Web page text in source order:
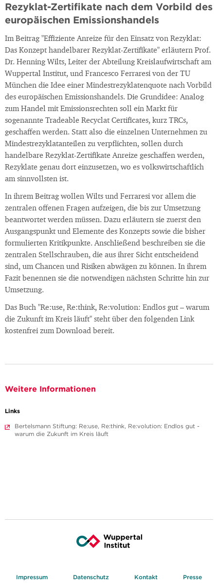
Rezyklat-Zertifikate nach dem Vorbild des
europäischen Emissionshandels
Im Beitrag "Effiziente Anreize für den Einsatz von Rezyklat:
Das Konzept handelbarer Rezyklat-Zertifikate" erläutern Prof.
Dr. Henning Wilts, Leiter der Abteilung Kreislaufwirtschaft am
Wuppertal Institut, und Francesco Ferraresi von der TU
München die Idee einer Mindestrezyklatenquote nach Vorbild
des europäischen Emissionshandels. Die Grundidee: Analog
zum Handel mit Emissionsrechten soll ein Markt für
sogenannte Tradeable Recyclat Certificates, kurz TRCs,
geschaffen werden. Statt also die einzelnen Unternehmen zu
Mindestrezyklatanteilen zu verpflichten, sollen durch
handelbare Rezyklat-Zertifikate Anreize geschaffen werden,
Rezyklate genau dort einzusetzen, wo es volkswirtschaftlich
am sinnvollsten ist.
In ihrem Beitrag wollen Wilts und Ferraresi vor allem die
zentralen offenen Fragen aufzeigen, die bis zur Umsetzung
beantwortet werden müssen. Dazu erläutern sie zuerst den
Ausgangspunkt und Elemente des Konzepts sowie die bisher
formulierten Kritikpunkte. Anschließend beschreiben sie die
zentralen Stellschrauben, die aus ihrer Sicht entscheidend
sind, um Chancen und Risiken abwägen zu können. In ihrem
Fazit benennen sie die notwendigen nächsten Schritte hin zur
Umsetzung.
Das Buch "Re:use, Re:think, Re:volution: Endlos gut – warum
die Zukunft im Kreis läuft" steht über den folgenden Link
kostenfrei zum Download bereit.
Weitere Informationen
Links
Bertelsmann Stiftung: Re:use, Re:think, Re:volution: Endlos gut -
warum die Zukunft im Kreis läuft
Impressum Datenschutz Kontakt Presse